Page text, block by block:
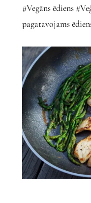
#Vegāns ēdiens
pagatavojams